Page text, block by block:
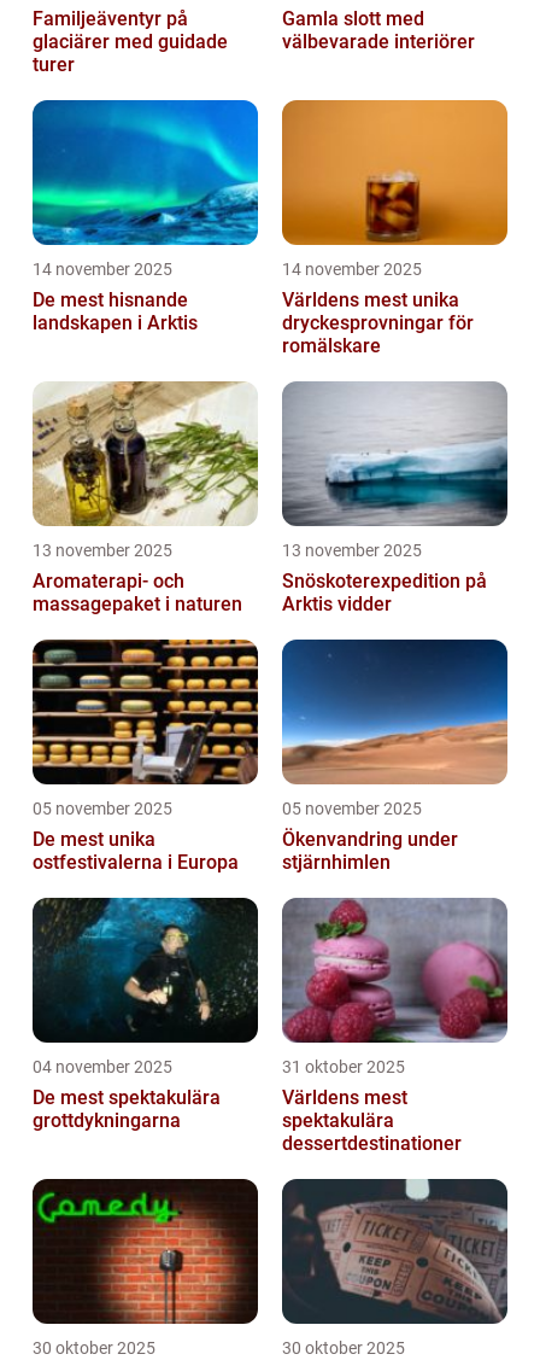
Familjeäventyr på
glaciärer med guidade
turer
Gamla slott med
välbevarade interiörer
14 november 2025
De mest hisnande
landskapen i Arktis
14 november 2025
Världens mest unika
dryckesprovningar för
romälskare
13 november 2025
Aromaterapi- och
massagepaket i naturen
13 november 2025
Snöskoterexpedition på
Arktis vidder
05 november 2025
De mest unika
ostfestivalerna i Europa
05 november 2025
Ökenvandring under
stjärnhimlen
04 november 2025
De mest spektakulära
grottdykningarna
31 oktober 2025
Världens mest
spektakulära
dessertdestinationer
30 oktober 2025 30 oktober 2025